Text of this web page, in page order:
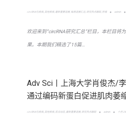
circRNA与疾病 其他疾病 最新重要进展 每周进展汇总 研究热点跟踪 肝癌 admin
欢迎来到“circRNA研究汇总”栏目，本栏目将
果。本期我们精选了15篇…
Adv Sci丨上海大学肖俊杰/
通过编码新蛋白促进肌肉萎
circRNA与疾病 其他疾病 前沿动态 最新重要进展 研究热点跟踪 admin 十月